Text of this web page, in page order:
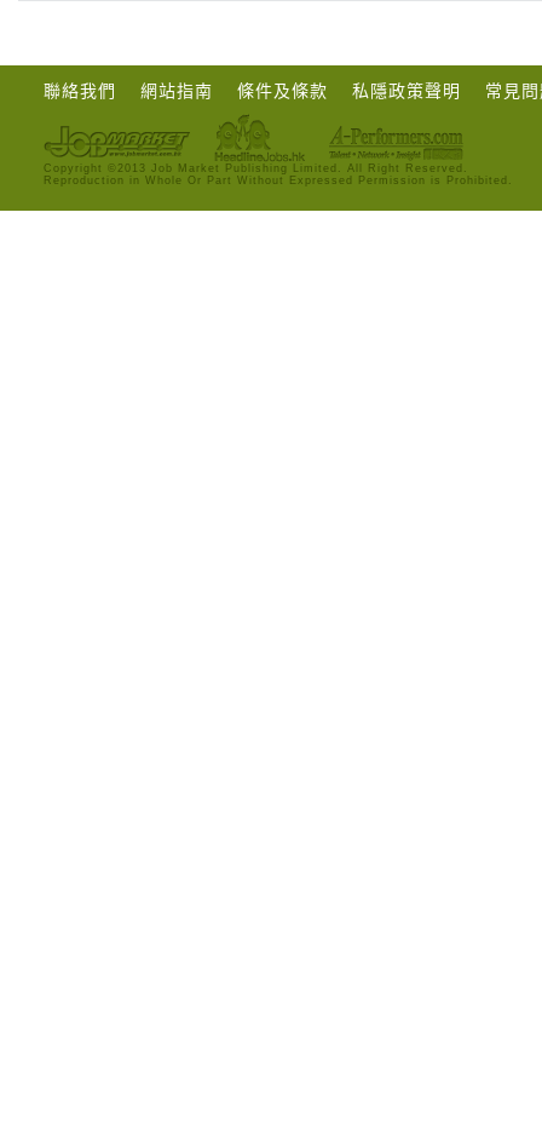
聯絡我們 網站指南 條件及條款 私隱政策聲明 常見
Copyright ©2013 Job Market Publishing Limited. All Right Reserved.
Reproduction in Whole Or Part Without Expressed Permission is Prohibited.